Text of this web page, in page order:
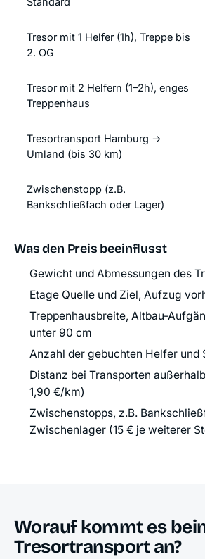
Tresor mit 1 Helfer (1h), Treppe bis
2. OG
Tresor mit 2 Helfern (1–2h), enges
Treppenhaus
Tresortransport Hamburg →
Umland (bis 30 km)
Zwischenstopp (z.B.
Bankschließfach oder Lager)
Was den Preis beeinflusst
Gewicht und Abmessungen des
Etage Quelle und Ziel, Aufzug
Treppenhausbreite, Altbau-
unter 90 cm
Anzahl der gebuchten Helfer und
Distanz bei Transporten
1,90 €/km)
Zwischenstopps, z.B.
Zwischenlager (15 € je weiterer
Worauf kommt es
Tresortransport an?